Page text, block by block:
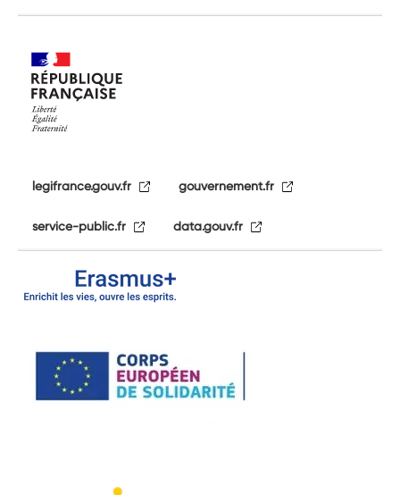
legifrance.gouv.fr gouvernement.fr
service-public.fr data.gouv.fr